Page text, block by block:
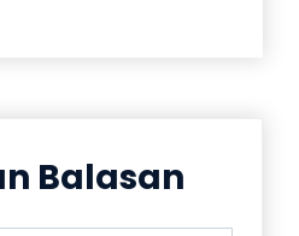
Balasan